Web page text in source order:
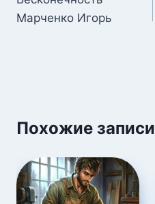
записям
Марченко Игорь
Похожие записи